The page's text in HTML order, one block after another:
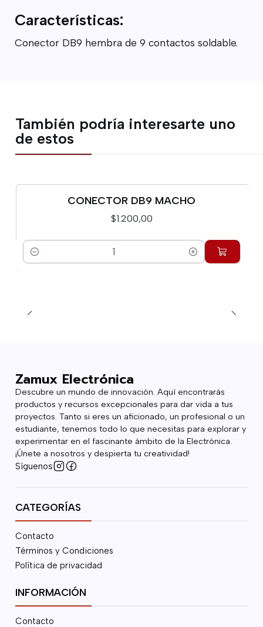
Características:
Conector DB9 hembra de 9 contactos soldable.
También podría interesarte uno
de estos
CONECTOR DB9 MACHO
$1.200,00
Cantidad
Zamux Electrónica
Descubre un mundo de innovación. Aquí encontrarás
productos y recursos excepcionales para dar vida a tus
proyectos. Tanto si eres un aficionado, un profesional o un
estudiante, tenemos todo lo que necesitas para explorar y
experimentar en el fascinante ámbito de la Electrónica.
¡Únete a nosotros y despierta tu creatividad!
Síguenos
CATEGORÍAS
Contacto
Términos y Condiciones
Política de privacidad
INFORMACIÓN
Contacto